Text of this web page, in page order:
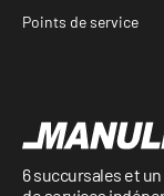
Points de service
6 succursales et